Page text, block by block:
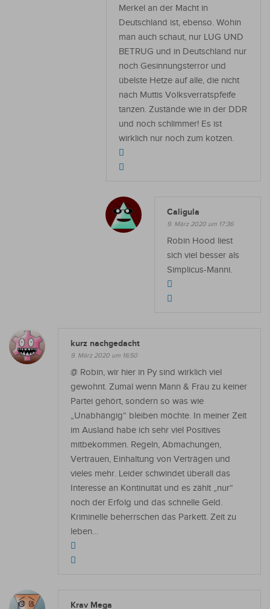
Merkel an der Macht in
Deutschland ist, ebenso. Wohin
man auch schaut, nur LUG UND
BETRUG und in Deutschland nur
noch Gesinnungsterror und
übelste Hetze auf alle, die nicht
nach Muttis Volksverratspfeife
tanzen. Zustände wie in der DDR
und noch schlimmer! Es ist
wirklich nur noch zum kotzen.
Caligula
9. März 2020 um 17:36
Robin Hood liest
sich viel besser als
Simplicus-Manni.
kurz nachgedacht
9. März 2020 um 16:50
@ Robin, wir hier in Py sind wirklich viel
gewohnt. Zumal wenn Mann & Frau zu keiner
Partei gehört, sondern so was wie
„Unabhängig“ bleiben möchte. In meiner Zeit
im Ausland habe ich sehr viel Positives
mitbekommen. Regeln, Abmachungen,
Vertrauen, Einhaltung von Verträgen und
vieles mehr. Leider schwindet überall das
Interesse an Kontinuität und es zählt „nur“
noch der Erfolg und das schnelle Geld.
Kriminelle beherrschen das Parkett. Zeit zu
leben…
Krav Mega